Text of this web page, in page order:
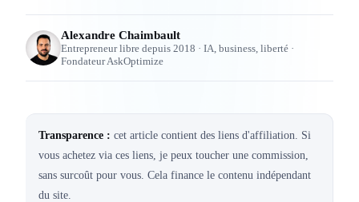
Alexandre Chaimbault
Entrepreneur libre depuis 2018 · IA, business, liberté ·
Fondateur AskOptimize
Transparence : cet article contient des liens d'affiliation. Si
vous achetez via ces liens, je peux toucher une commission,
sans surcoût pour vous. Cela finance le contenu indépendant
du site.